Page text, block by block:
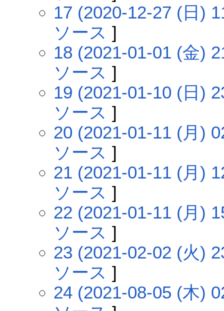
17 (2020-12-27 (日)
ソース ]
18 (2021-01-01 (金)
ソース ]
19 (2021-01-10 (日)
ソース ]
20 (2021-01-11 (月)
ソース ]
21 (2021-01-11 (月)
ソース ]
22 (2021-01-11 (月)
ソース ]
23 (2021-02-02 (火)
ソース ]
24 (2021-08-05 (木)